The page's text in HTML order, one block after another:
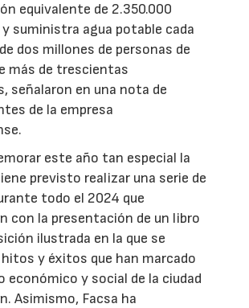
equivalente de 2.350.000
suministra agua potable cada
dos millones de personas de
más de trescientas
señalaron en una nota de
de la empresa
este año tan especial la
previsto realizar una serie de
todo el 2024 que
con la presentación de un libro
ilustrada en la que se
y éxitos que han marcado
económico y social de la ciudad
Asimismo, Facsa ha